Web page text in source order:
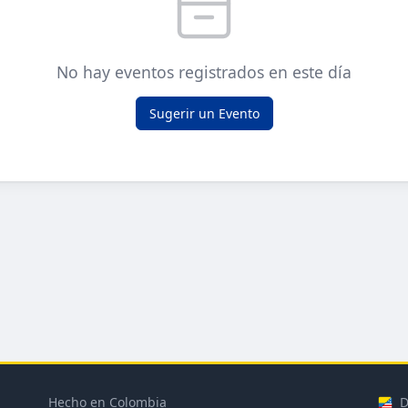
No hay eventos registrados en este día
Sugerir un Evento
Hecho en Colombia